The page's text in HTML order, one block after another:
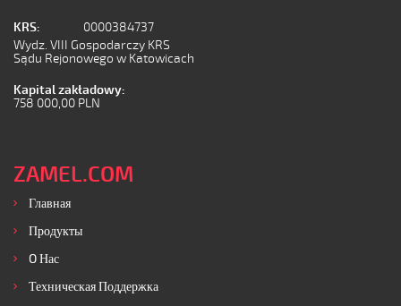
KRS:
0000384737
Wydz. VIII Gospodarczy KRS
Sądu Rejonowego w Katowicach
Kapital zakładowy:
758 000,00 PLN
ZAMEL.COM
Главная
Продукты
O Нас
Техническая Поддержка